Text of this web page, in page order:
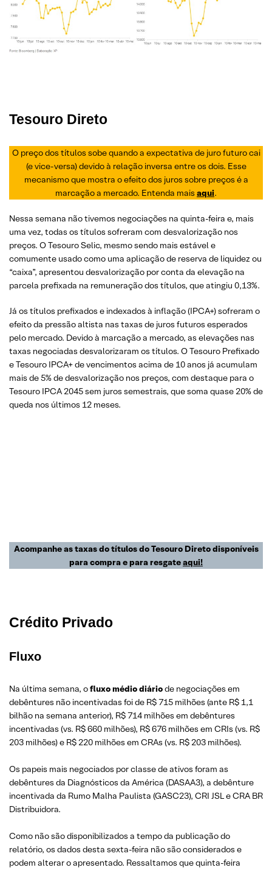
Tesouro Direto
O preço dos títulos sobe quando a expectativa de juro futuro cai
(e vice-versa) devido à relação inversa entre os dois. Esse
mecanismo que mostra o efeito dos juros sobre preços é a
marcação a mercado. Entenda mais aqui.
Nessa semana não tivemos negociações na quinta-feira e, mais
uma vez, todas os títulos sofreram com desvalorização nos
preços. O Tesouro Selic, mesmo sendo mais estável e
comumente usado como uma aplicação de reserva de liquidez ou
“caixa”, apresentou desvalorização por conta da elevação na
parcela prefixada na remuneração dos títulos, que atingiu 0,13%.
Já os títulos prefixados e indexados à inflação (IPCA+) sofreram o
efeito da pressão altista nas taxas de juros futuros esperados
pelo mercado. Devido à marcação a mercado, as elevações nas
taxas negociadas desvalorizaram os títulos. O Tesouro Prefixado
e Tesouro IPCA+ de vencimentos acima de 10 anos já acumulam
mais de 5% de desvalorização nos preços, com destaque para o
Tesouro IPCA 2045 sem juros semestrais, que soma quase 20% de
queda nos últimos 12 meses.
Acompanhe as taxas do títulos do Tesouro Direto disponíveis
para compra e para resgateaqui!
Crédito Privado
Fluxo
Na última semana, ofluxo médio diáriode negociações em
debêntures não incentivadas foi de R$ 715 milhões (ante R$ 1,1
bilhão na semana anterior), R$ 714 milhões em debêntures
incentivadas (vs. R$ 660 milhões), R$ 676 milhões em CRIs (vs. R$
203 milhões) e R$ 220 milhões em CRAs (vs. R$ 203 milhões).
Os papeis mais negociados por classe de ativos foram as
debêntures da Diagnósticos da América (DASAA3), a debênture
incentivada da Rumo Malha Paulista (GASC23), CRI JSL e CRA BR
Distribuidora.
Como não são disponibilizados a tempo da publicação do
relatório, os dados desta sexta-feira não são considerados e
podem alterar o apresentado. Ressaltamos que quinta-feira